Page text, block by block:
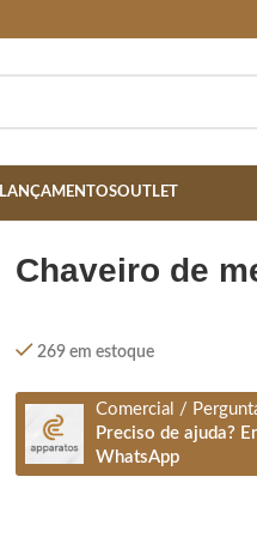
LANÇAMENTOSOUTLET
chaveiro de
269 em estoque
Comercial /
Preciso de ajuda?
WhatsApp